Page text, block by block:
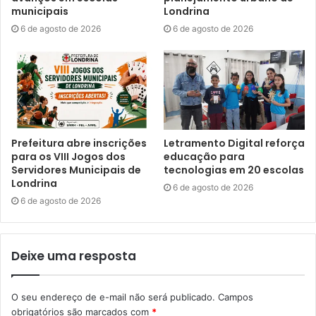
“É nosso papel buscar o ressarcimento dos valores aos cofres
públicos”, ressaltou Guilherme Arruda / foto: Emerson Dias
O controlador-geral do Município, Guilherme Arruda,
explicou que a apuração foi um primeiro passo para
esclarecer o cenário de desequilíbrio na gestão da
papel buscar o ressarcimento dos valores aos cofres
justiça e transparência”, apontou. A cobrança já foi
municipais
6 de agosto de 2026
Londrina
6 de agosto de 2026
Prefeitura abre inscrições
para os VIII Jogos dos
Servidores Municipais de
Londrina
6 de agosto de 2026
Letramento Digital reforça
educação para
tecnologias em 20 escolas
6 de agosto de 2026
Deixe uma resposta
O seu endereço de e-mail não será publicado. Campos
obrigatórios são marcados com *